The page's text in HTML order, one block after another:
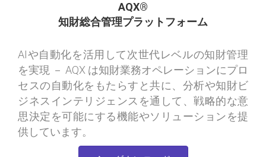
AQX®
知財総合管理プラットフォーム
AIや自動化を活用して次世代レベルの知財管理
を実現 － AQX は知財業務オペレーションにプロ
セスの自動化をもたらすと共に、分析や知財ビ
ジネスインテリジェンスを通して、戦略的な意
思決定を可能にする機能やソリューションを提
供しています。